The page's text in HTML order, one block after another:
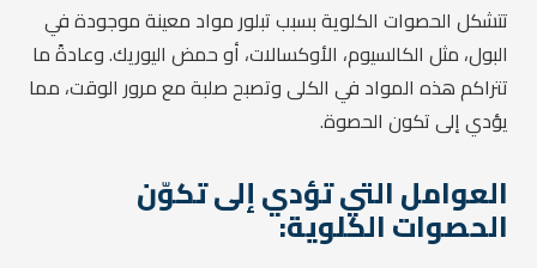
تتشكل الحصوات الكلوية بسبب تبلور مواد معينة موجودة في
البول، مثل الكالسيوم، الأوكسالات، أو حمض اليوريك. وعادةً ما
تتراكم هذه المواد في الكلى وتصبح صلبة مع مرور الوقت، مما
يؤدي إلى تكون الحصوة.
العوامل التي تؤدي إلى تكوّن
الحصوات الكلوية: